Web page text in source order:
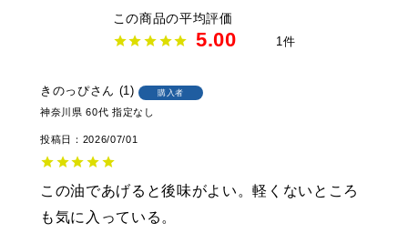
5.00 1
きのっぴ 1 購入者
神奈川県 60代 指定なし
投稿日 2026/07/01
この油であげると後味がよい。軽くないところ
も気に入っている。